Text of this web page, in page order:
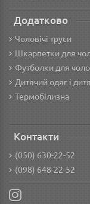
Додатково
Чоловічі труси
Шкарпетки для
Футболки для
Дитячий одяг і
Термобілизна
Контакти
(050) 630-22-52
(098) 648-22-52